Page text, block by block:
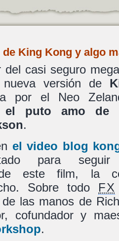
King Kong y algo
del casi seguro
versión de
por el Neo
el puto amo de
.
el video blog
para
de este film, la
Sobre todo FX
las manos de
cofundador y
.